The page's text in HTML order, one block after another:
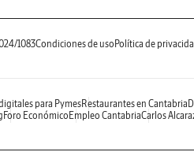
1083Condiciones de uso Política de
para PymesRestaurantes en Cantabria
Foro Económico Empleo CantabriaCarlos